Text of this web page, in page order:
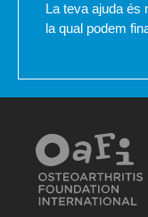
La teva ajuda és
la qual podem